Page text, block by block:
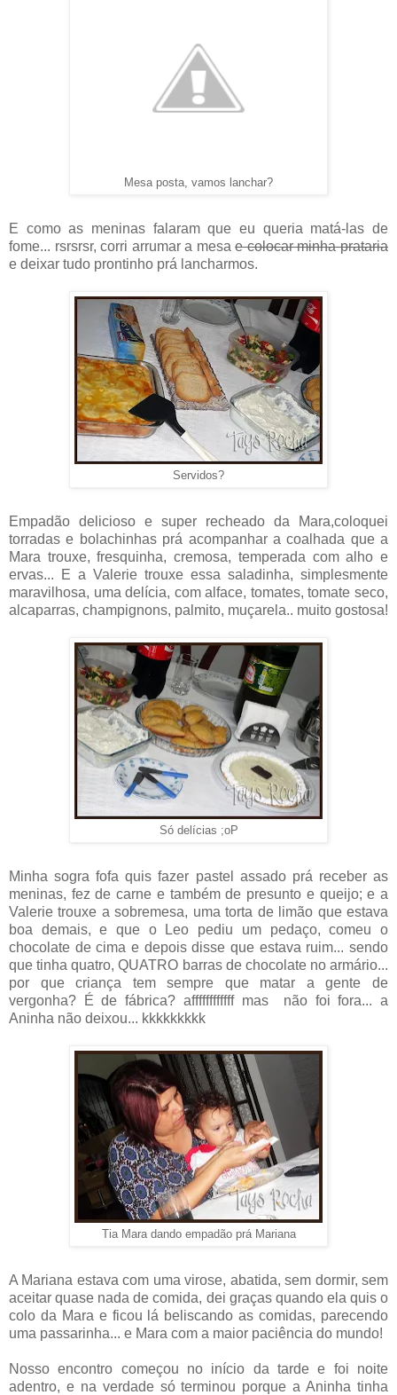
Mesa posta, vamos lanchar?
E como as meninas falaram que eu queria matá-las de
fome... rsrsrsr, corri arrumar a mesae colocar minha prataria
e deixar tudo prontinho prá lancharmos.
Servidos?
Empadão delicioso e super recheado da Mara,coloquei
torradas e bolachinhas prá acompanhar a coalhada que a
Mara trouxe, fresquinha, cremosa, temperada com alho e
ervas... E a Valerie trouxe essa saladinha, simplesmente
maravilhosa, uma delícia, com alface, tomates, tomate seco,
alcaparras, champignons, palmito, muçarela.. muito gostosa!
Só delícias ;oP
Minha sogra fofa quis fazer pastel assado prá receber as
meninas, fez de carne e também de presunto e queijo; e a
Valerie trouxe a sobremesa, uma torta de limão que estava
boa demais, e que o Leo pediu um pedaço, comeu o
chocolate de cima e depois disse que estava ruim... sendo
que tinha quatro, QUATRO barras de chocolate no armário...
por que criança tem sempre que matar a gente de
vergonha? É de fábrica? affffffffffff mas não foi fora... a
Aninha não deixou... kkkkkkkkk
Tia Mara dando empadão prá Mariana
A Mariana estava com uma virose, abatida, sem dormir, sem
aceitar quase nada de comida, dei graças quando ela quis o
colo da Mara e ficou lá beliscando as comidas, parecendo
uma passarinha... e Mara com a maior paciência do mundo!
Nosso encontro começou no início da tarde e foi noite
adentro, e na verdade só terminou porque a Aninha tinha